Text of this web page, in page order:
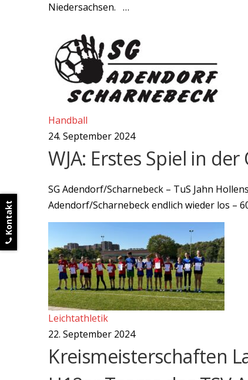
Niedersachsen. …
Handball
24. September 2024
WJA: Erstes Spiel in
SG Adendorf/Scharnebeck – TuS Jahn
Adendorf/Scharnebeck endlich wieder los –
Leichtathletik
22. September 2024
Kreismeisterschaften
Kontakt